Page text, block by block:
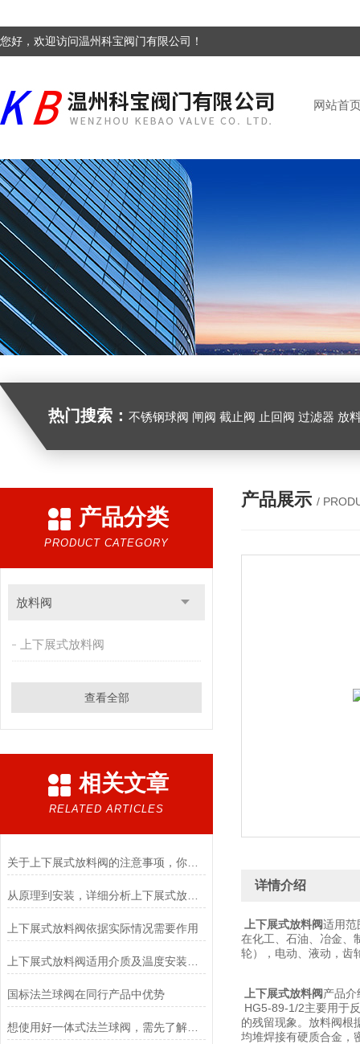
您好，欢迎访问温州科宝阀门有限公司！
网站首
热门搜索： 不锈钢球阀 闸阀 截止阀 止回阀 过滤器 放
产品分类
PRODUCT CATEGORY
放料阀
上下展式放料阀
查看全部
相关文章
RELATED ARTICLES
关于上下展式放料阀的注意事项，你了解吗
从原理到安装，详细分析上下展式放料阀
上下展式放料阀依据实际情况需要作用
国标法兰球阀在同行产品中优势
想使用好一体式法兰球阀，需先了解它的优点
产品展示 /
详情介绍
上下展式放料阀适用范
在化工、石油、冶金、
轮），电动、液动，齿
上下展式放料阀产品介
HG5-89-1/2主要用于
的残留现象。放料阀根
均堆焊接有硬质合金，